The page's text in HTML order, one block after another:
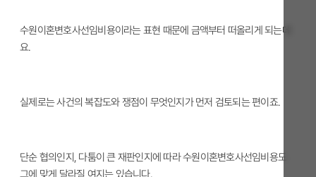
수원이혼변호사선임비용이라는 표현 때문에 금액부터 떠올리게 되는데
요.
실제로는 사건의 복잡도와 쟁점이 무엇인지가 먼저 검토되는 편이죠.
단순 협의인지, 다툼이 큰 재판인지에 따라 수원이혼변호사선임비용도
그에 맞게 달라질 여지는 있습니다.